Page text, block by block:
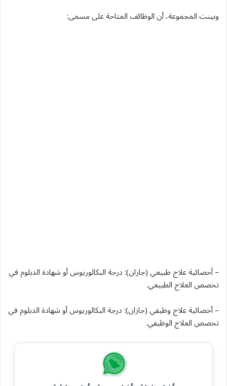
وبينت المجموعة، أن الوظائف المتاحة على مسمى:
– أخصائية علاج طبيعي (جازان): درجة البكالوريوس أو شهادة الدبلوم في
تخصص العلاج الطبيعي.
– أخصائية علاج وظيفي (جازان): درجة البكالوريوس أو شهادة الدبلوم في
تخصص العلاج الوظيفي.